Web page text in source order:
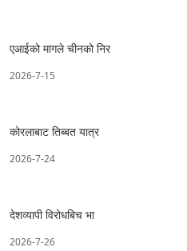
एआईको मागले चीनको निर
2026-7-15
कोरलाबाट तिब्बत यात्र
2026-7-24
देशव्यापी विरोधबिच भा
2026-7-26